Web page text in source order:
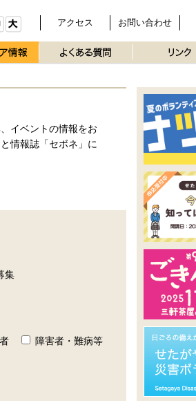
お問い合わせ
アクセス
イベントの情報をお
情報誌「セボネ」に
集
障害者・難病等